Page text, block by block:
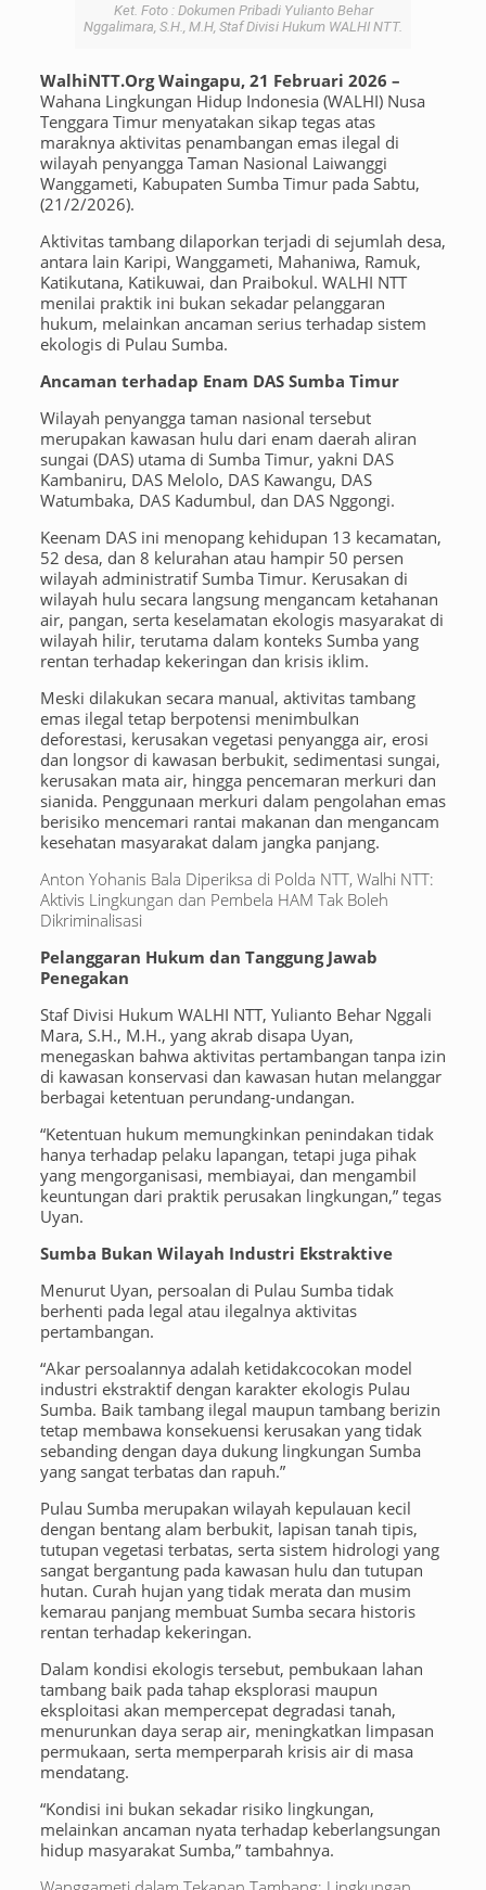
Ket. Foto : Dokumen Pribadi Yulianto Behar
Nggalimara, S.H., M.H, Staf Divisi Hukum WALHI NTT.
WalhiNTT.Org Waingapu, 21 Februari 2026 –
Wahana Lingkungan Hidup Indonesia (WALHI) Nusa
Tenggara Timur menyatakan sikap tegas atas
maraknya aktivitas penambangan emas ilegal di
wilayah penyangga Taman Nasional Laiwanggi
Wanggameti, Kabupaten Sumba Timur pada Sabtu,
(21/2/2026).
Aktivitas tambang dilaporkan terjadi di sejumlah desa,
antara lain Karipi, Wanggameti, Mahaniwa, Ramuk,
Katikutana, Katikuwai, dan Praibokul. WALHI NTT
menilai praktik ini bukan sekadar pelanggaran
hukum, melainkan ancaman serius terhadap sistem
ekologis di Pulau Sumba.
Ancaman terhadap Enam DAS Sumba Timur
Wilayah penyangga taman nasional tersebut
merupakan kawasan hulu dari enam daerah aliran
sungai (DAS) utama di Sumba Timur, yakni DAS
Kambaniru, DAS Melolo, DAS Kawangu, DAS
Watumbaka, DAS Kadumbul, dan DAS Nggongi.
Keenam DAS ini menopang kehidupan 13 kecamatan,
52 desa, dan 8 kelurahan atau hampir 50 persen
wilayah administratif Sumba Timur. Kerusakan di
wilayah hulu secara langsung mengancam ketahanan
air, pangan, serta keselamatan ekologis masyarakat di
wilayah hilir, terutama dalam konteks Sumba yang
rentan terhadap kekeringan dan krisis iklim.
Meski dilakukan secara manual, aktivitas tambang
emas ilegal tetap berpotensi menimbulkan
deforestasi, kerusakan vegetasi penyangga air, erosi
dan longsor di kawasan berbukit, sedimentasi sungai,
kerusakan mata air, hingga pencemaran merkuri dan
sianida. Penggunaan merkuri dalam pengolahan emas
berisiko mencemari rantai makanan dan mengancam
kesehatan masyarakat dalam jangka panjang.
Anton Yohanis Bala Diperiksa di Polda NTT, Walhi NTT:
Aktivis Lingkungan dan Pembela HAM Tak Boleh
Dikriminalisasi
Pelanggaran Hukum dan Tanggung Jawab
Penegakan
Staf Divisi Hukum WALHI NTT, Yulianto Behar Nggali
Mara, S.H., M.H., yang akrab disapa Uyan,
menegaskan bahwa aktivitas pertambangan tanpa izin
di kawasan konservasi dan kawasan hutan melanggar
berbagai ketentuan perundang-undangan.
“Ketentuan hukum memungkinkan penindakan tidak
hanya terhadap pelaku lapangan, tetapi juga pihak
yang mengorganisasi, membiayai, dan mengambil
keuntungan dari praktik perusakan lingkungan,” tegas
Uyan.
Sumba Bukan Wilayah Industri Ekstraktive
Menurut Uyan, persoalan di Pulau Sumba tidak
berhenti pada legal atau ilegalnya aktivitas
pertambangan.
“Akar persoalannya adalah ketidakcocokan model
industri ekstraktif dengan karakter ekologis Pulau
Sumba. Baik tambang ilegal maupun tambang berizin
tetap membawa konsekuensi kerusakan yang tidak
sebanding dengan daya dukung lingkungan Sumba
yang sangat terbatas dan rapuh.”
Pulau Sumba merupakan wilayah kepulauan kecil
dengan bentang alam berbukit, lapisan tanah tipis,
tutupan vegetasi terbatas, serta sistem hidrologi yang
sangat bergantung pada kawasan hulu dan tutupan
hutan. Curah hujan yang tidak merata dan musim
kemarau panjang membuat Sumba secara historis
rentan terhadap kekeringan.
Dalam kondisi ekologis tersebut, pembukaan lahan
tambang baik pada tahap eksplorasi maupun
eksploitasi akan mempercepat degradasi tanah,
menurunkan daya serap air, meningkatkan limpasan
permukaan, serta memperparah krisis air di masa
mendatang.
“Kondisi ini bukan sekadar risiko lingkungan,
melainkan ancaman nyata terhadap keberlangsungan
hidup masyarakat Sumba,” tambahnya.